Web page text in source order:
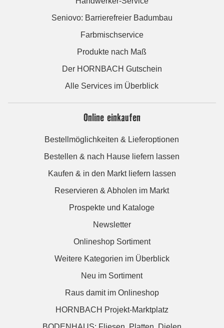
Seniovo: Barrierefreier Badumbau
Farbmischservice
Produkte nach Maß
Der HORNBACH Gutschein
Alle Services im Überblick
Online einkaufen
Bestellmöglichkeiten & Lieferoptionen
Bestellen & nach Hause liefern lassen
Kaufen & in den Markt liefern lassen
Reservieren & Abholen im Markt
Prospekte und Kataloge
Newsletter
Onlineshop Sortiment
Weitere Kategorien im Überblick
Neu im Sortiment
Raus damit im Onlineshop
HORNBACH Projekt-Marktplatz